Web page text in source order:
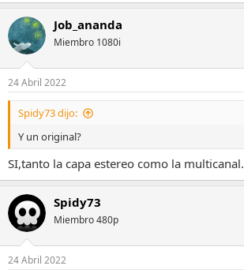
Job_ananda
Miembro 1080i
24 Abril 2022
Spidy73 dijo:
Y un original?
SI,tanto la capa estereo como la multicanal.
Spidy73
Miembro 480p
24 Abril 2022